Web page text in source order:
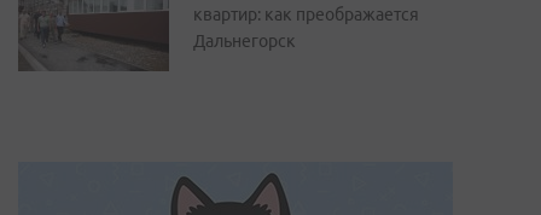
квартир: как преображается
Дальнегорск